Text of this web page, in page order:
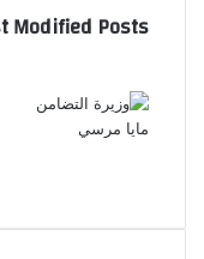
Modified Posts